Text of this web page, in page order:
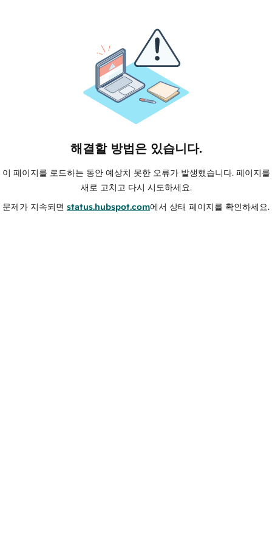
해결할 방법은 있습니다.
이 페이지를 로드하는 동안 예상치 못한 오류가 발생했습니다. 페이지를
새로 고치고 다시 시도하세요.
문제가 지속되면 status.hubspot.com에서 상태 페이지를 확인하세요.